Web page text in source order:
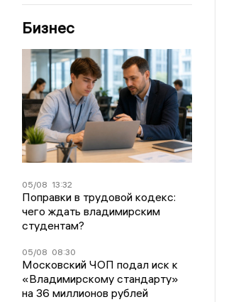
Бизнес
05/08 13:32
Поправки в трудовой кодекс:
чего ждать владимирским
студентам?
05/08 08:30
Московский ЧОП подал иск к
«Владимирскому стандарту»
на 36 миллионов рублей